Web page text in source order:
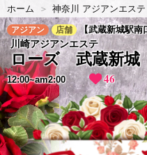
ホーム 神奈川 アジアンエステ
アジアン 店舗 【武蔵新城駅南
川崎アジアンエステ
ローズ 武蔵新城
12:00~am2:00 46